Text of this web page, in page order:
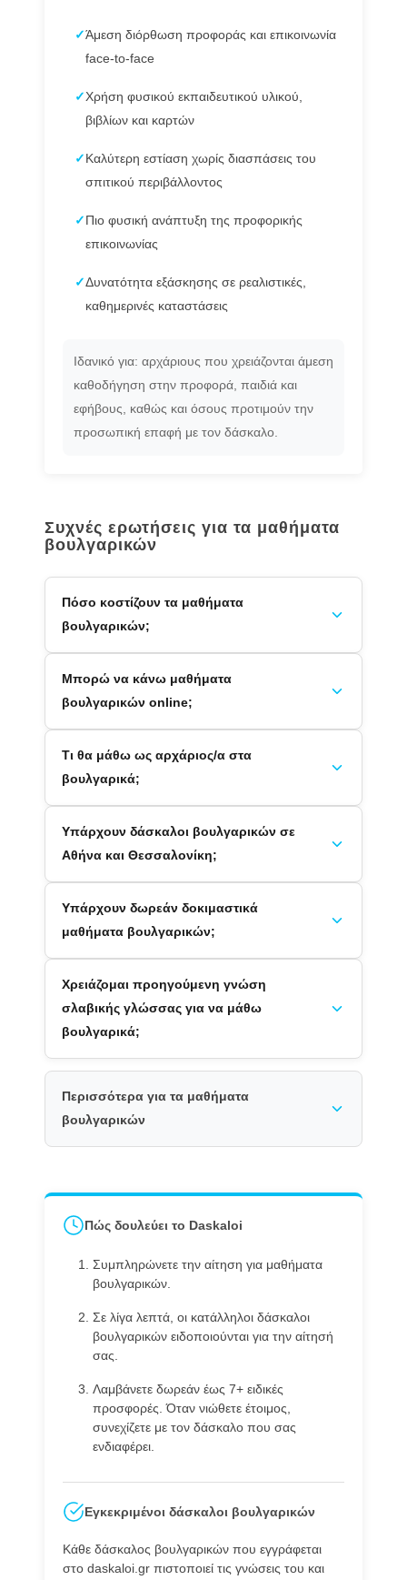
✓Άμεση διόρθωση προφοράς και επικοινωνία
face-to-face
✓Χρήση φυσικού εκπαιδευτικού υλικού,
βιβλίων και καρτών
✓ Καλύτερη εστίαση χωρίς διασπάσεις του
σπιτικού περιβάλλοντος
✓ Πιο φυσική ανάπτυξη της προφορικής
επικοινωνίας
✓Δυνατότητα εξάσκησης σε ρεαλιστικές,
καθημερινές καταστάσεις
Ιδανικό για: αρχάριους που χρειάζονται άμεση
καθοδήγηση στην προφορά, παιδιά και
εφήβους, καθώς και όσους προτιμούν την
προσωπική επαφή με τον δάσκαλο.
Συχνές ερωτήσεις για τα μαθήματα
βουλγαρικών
Πόσο κοστίζουν τα μαθήματα
βουλγαρικών;
Μπορώ να κάνω μαθήματα
βουλγαρικών online;
Τι θα μάθω ως αρχάριος/α στα
βουλγαρικά;
Υπάρχουν δάσκαλοι βουλγαρικών σε
Αθήνα και Θεσσαλονίκη;
Υπάρχουν δωρεάν δοκιμαστικά
μαθήματα βουλγαρικών;
Χρειάζομαι προηγούμενη γνώση
σλαβικής γλώσσας για να μάθω
βουλγαρικά;
Περισσότερα για τα μαθήματα
βουλγαρικών
Πώς δουλεύει το Daskaloi
Συμπληρώνετε την αίτηση για μαθήματα
βουλγαρικών.
Σε λίγα λεπτά, οι κατάλληλοι δάσκαλοι
βουλγαρικών ειδοποιούνται για την αίτησή
σας.
Λαμβάνετε δωρεάν έως 7+ ειδικές
προσφορές. Όταν νιώθετε έτοιμος,
συνεχίζετε με τον δάσκαλο που σας
ενδιαφέρει.
Εγκεκριμένοι δάσκαλοι βουλγαρικών
Κάθε δάσκαλος βουλγαρικών που εγγράφεται
στο daskaloi.gr πιστοποιεί τις γνώσεις του και